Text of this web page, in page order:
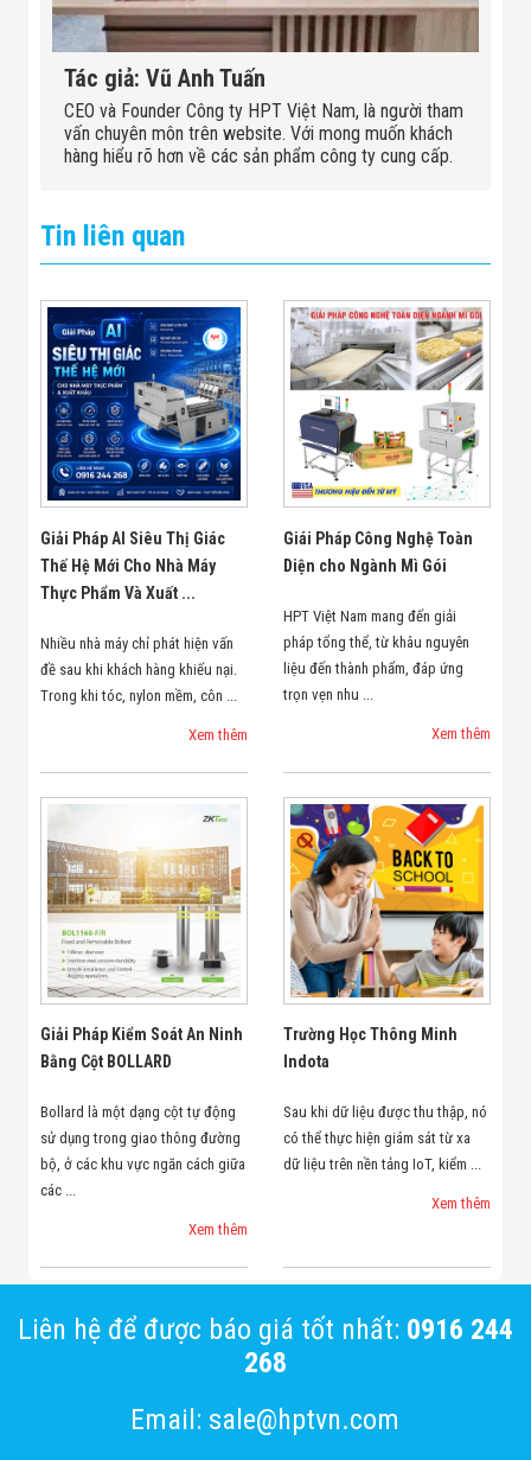
Tác giả: Vũ Anh Tuấn
CEO và Founder Công ty HPT Việt Nam, là người tham
vấn chuyên môn trên website. Với mong muốn khách
hàng hiểu rõ hơn về các sản phẩm công ty cung cấp.
Tin liên quan
Giải Pháp AI Siêu Thị Giác
Thế Hệ Mới Cho Nhà Máy
Thực Phẩm Và Xuất ...
Nhiều nhà máy chỉ phát hiện vấn
đề sau khi khách hàng khiếu nại.
Trong khi tóc, nylon mềm, côn ...
Xem thêm
Giái Pháp Công Nghệ Toàn
Diện cho Ngành Mì Gói
HPT Việt Nam mang đến giải
pháp tổng thể, từ khâu nguyên
liệu đến thành phẩm, đáp ứng
trọn vẹn nhu ...
Xem thêm
Giải Pháp Kiểm Soát An Ninh
Bằng Cột BOLLARD
Bollard là một dạng cột tự động
sử dụng trong giao thông đường
bộ, ở các khu vực ngăn cách giữa
các ...
Xem thêm
Trường Học Thông Minh
Indota
Sau khi dữ liệu được thu thập, nó
có thể thực hiện giám sát từ xa
dữ liệu trên nền tảng IoT, kiểm ...
Xem thêm
Liên hệ để được báo giá tốt nhất: 0916 244
268
Email: sale@hptvn.com